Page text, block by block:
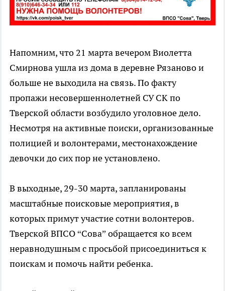
Напомним, что 21 марта вечером Виолетта
Смирнова ушла из дома в деревне Рязаново и
больше не выходила на связь. По факту
пропажи несовершеннолетней СУ СК по
Тверской области возбудило уголовное дело.
Несмотря на активные поиски, организованные
полицией и волонтерами, местонахождение
девочки до сих пор не установлено.
В выходные, 29-30 марта, запланированы
масштабные поисковые мероприятия, в
которых примут участие сотни волонтеров.
Тверской ВПСО “Сова” обращается ко всем
неравнодушным с просьбой присоединиться к
поискам и помочь найти ребенка.